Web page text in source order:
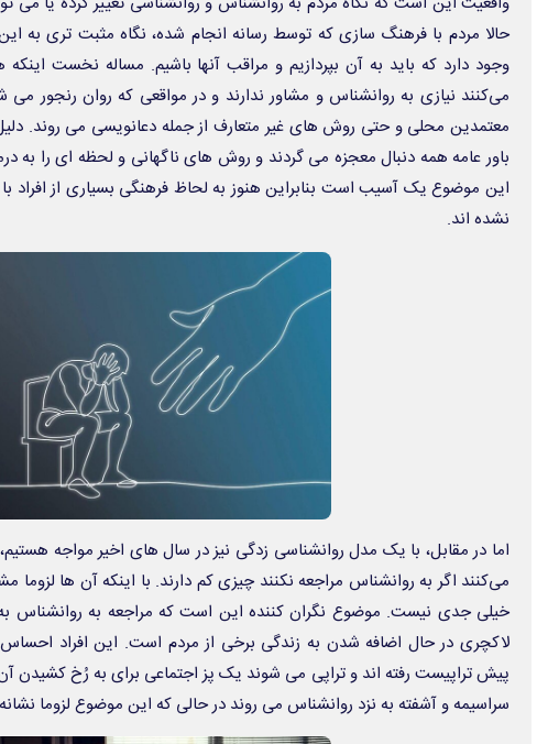
وجود دارد که باید به آن بپردازیم و مراقب آنها باشیم. مساله نخست
می‌کنند نیازی به روانشناس و مشاور ندارند و در مواقعی که روان رنجور
معتمدین محلی و حتی روش های غیر متعارف از جمله دعانویسی می روند.
باور عامه همه دنبال معجزه می گردند و روش های ناگهانی و لحظه ای را به
این موضوع یک آسیب است بنابراین هنوز به لحاظ فرهنگی بسیاری از افراد
نشده اند.
اما در مقابل، با یک مدل روانشناسی زدگی نیز در سال های اخیر مواجه
می‌کنند اگر به روانشناس مراجعه نکنند چیزی کم دارند. با اینکه آن ها
خیلی جدی نیست. موضوع نگران کننده این است که مراجعه به روانشناس
لاکچری در حال اضافه شدن به زندگی برخی از مردم است. این افراد احساس
پیش تراپیست رفته اند و تراپی می شوند یک پز اجتماعی برای به رُخ کشیدن
سراسیمه و آشفته به نزد روانشناس می روند در حالی که این موضوع لزوما